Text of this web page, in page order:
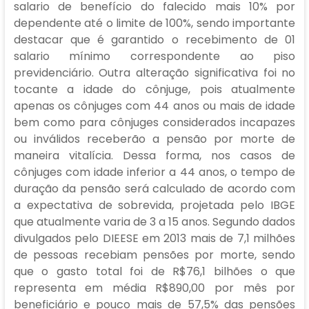
salario de benefício do falecido mais 10% por
dependente até o limite de 100%, sendo importante
destacar que é garantido o recebimento de 01
salario mínimo correspondente ao piso
previdenciário. Outra alteração significativa foi no
tocante a idade do cônjuge, pois atualmente
apenas os cônjuges com 44 anos ou mais de idade
bem como para cônjuges considerados incapazes
ou inválidos receberão a pensão por morte de
maneira vitalícia. Dessa forma, nos casos de
cônjuges com idade inferior a 44 anos, o tempo de
duração da pensão será calculado de acordo com
a expectativa de sobrevida, projetada pelo IBGE
que atualmente varia de 3 a 15 anos. Segundo dados
divulgados pelo DIEESE em 2013 mais de 7,1 milhões
de pessoas recebiam pensões por morte, sendo
que o gasto total foi de R$76,1 bilhões o que
representa em média R$890,00 por mês por
beneficiário e pouco mais de 57,5% das pensões